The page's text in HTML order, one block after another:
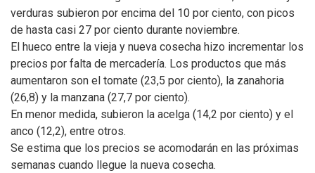
verduras subieron por encima del 10 por ciento, con picos
de hasta casi 27 por ciento durante noviembre.
El hueco entre la vieja y nueva cosecha hizo incrementar los
precios por falta de mercadería. Los productos que más
aumentaron son el tomate (23,5 por ciento), la zanahoria
(26,8) y la manzana (27,7 por ciento).
En menor medida, subieron la acelga (14,2 por ciento) y el
anco (12,2), entre otros.
Se estima que los precios se acomodarán en las próximas
semanas cuando llegue la nueva cosecha.